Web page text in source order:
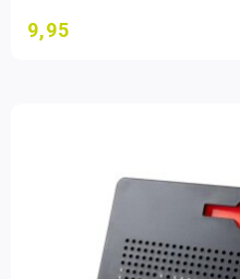
9,95